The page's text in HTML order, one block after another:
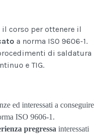
corso per ottenere il
a norma ISO 9606-1.
di saldatura
e TIG.
ed interessati a conseguire
ISO 9606-1.
pregressa interessati